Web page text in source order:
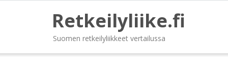
Retkeilyliike.fi
Suomen retkeilyliikkeet vertailussa